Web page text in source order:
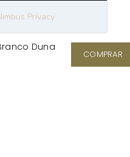
Duna
COMPRAR